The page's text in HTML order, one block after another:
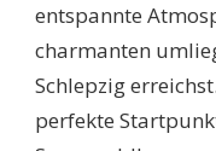
entspannte
charmanten
Schlepzig
perfekte